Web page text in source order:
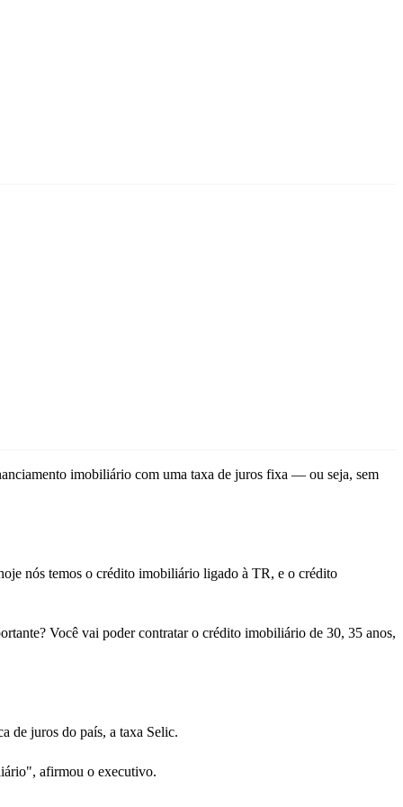
imobiliário com uma taxa de juros fixa — ou seja, sem
nós temos o crédito imobiliário ligado à TR, e o crédito
Você vai poder contratar o crédito imobiliário de 30, 35 anos,
de juros do país, a taxa Selic.
afirmou o executivo.